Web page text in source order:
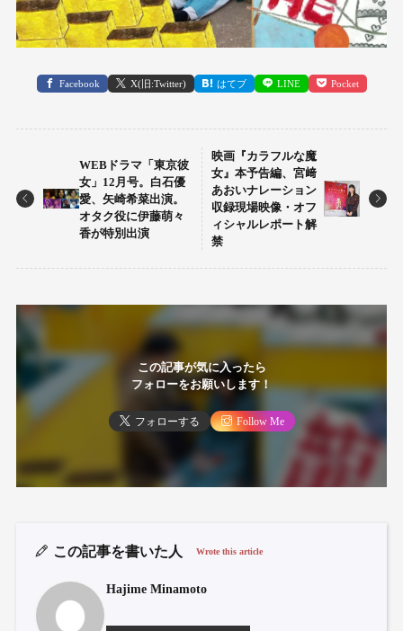
Facebook X(旧:Twitter) はてブ LINE Pocket
WEBドラマ「東京彼
女」12月号。白石優
愛、矢崎希菜出演。
オタク役に伊藤萌々
香が特別出演
映画『カラフルな魔
女』本予告編、宮﨑
あおいナレーション
収録現場映像・オフ
ィシャルレポート解
禁
この記事が気に入ったら
フォローをお願いします！
フォローする Follow Me
この記事を書いた人 Wrote this article
Hajime Minamoto